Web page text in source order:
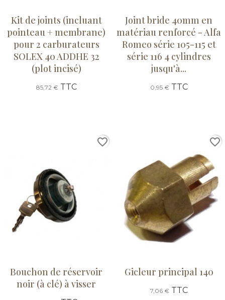
Kit de joints (incluant
pointeau + membrane)
pour 2 carburateurs
SOLEX 40 ADDHE 32
(plot incisé)
85,72 €TTC
Joint bride 40mm en
matériau renforcé - Alfa
Romeo série 105-115 et
série 116 4 cylindres
jusqu'à...
0,95 €TTC
Bouchon de réservoir
noir (à clé) à visser
favorite_border
Gicleur principal 140
7,06 €TTC
favorite_border